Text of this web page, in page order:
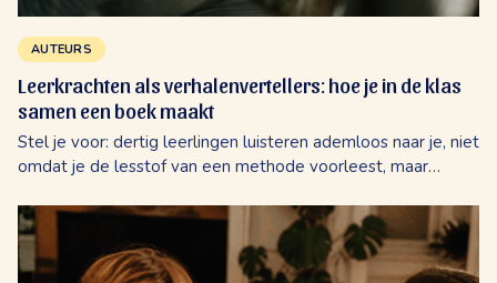
AUTEURS
Leerkrachten als verhalenvertellers: hoe je in de klas
samen een boek maakt
Stel je voor: dertig leerlingen luisteren ademloos naar je, niet
omdat je de lesstof van een methode voorleest, maar
nieuw avontuur bedenken. Er...